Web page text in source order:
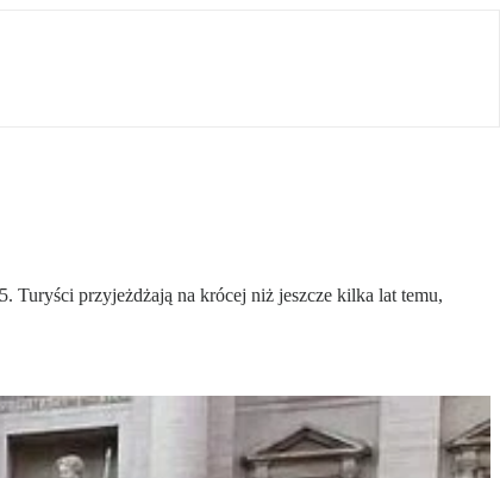
Turyści przyjeżdżają na krócej niż jeszcze kilka lat temu,